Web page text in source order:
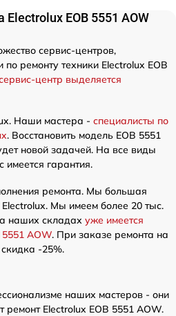
EOB 5551 AOW
сервис-центров,
ремонту техники Electrolux EOB
центр выделяется
Наши мастера - специалисты по
. Восстановить модель EOB 5551
новой задачей. На все виды
имеется гарантия.
ремонта. Мы большая
Electrolux. Мы имеем более 20 тыс.
наших складах уже имеется
AOW. При заказе ремонта на
-25%.
наших мастеров - они
ремонт Electrolux EOB 5551 AOW.